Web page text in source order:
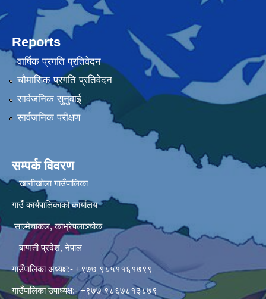
Reports
वार्षिक प्रगति प्रतिवेदन
चौमासिक प्रगति प्रतिवेदन
सार्वजनिक सुनुवाई
सार्वजनिक परीक्षण
सम्पर्क विवरण
खानीखोला गाउँपालिका
गाउँ कार्यपालिकाको कार्यालय
साल्मेचाकल, काभ्रेपलाञ्चोक
बाग्मती प्रदेश, नेपाल
गाउँपालिका अध्यक्ष:- +९७७ ९८५११६१७९९
गाउँपालिका उपाध्यक्ष:- +९७७ ९८६७८१३८७९